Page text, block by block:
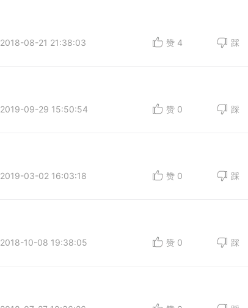
2018-08-21 21:38:03 赞 4 踩
2019-09-29 15:50:54 赞 0 踩
2019-03-02 16:03:18 赞 0 踩
2018-10-08 19:38:05 赞 0 踩